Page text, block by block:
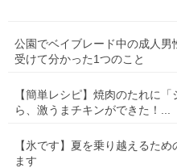
公園でベイブレード中の成人
受けて分かった1つのこと
【簡単レシピ】焼肉のたれに
ら、激うまチキンができた！...
【氷です】夏を乗り越えるた
ます